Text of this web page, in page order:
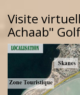
Visite
Achaab"